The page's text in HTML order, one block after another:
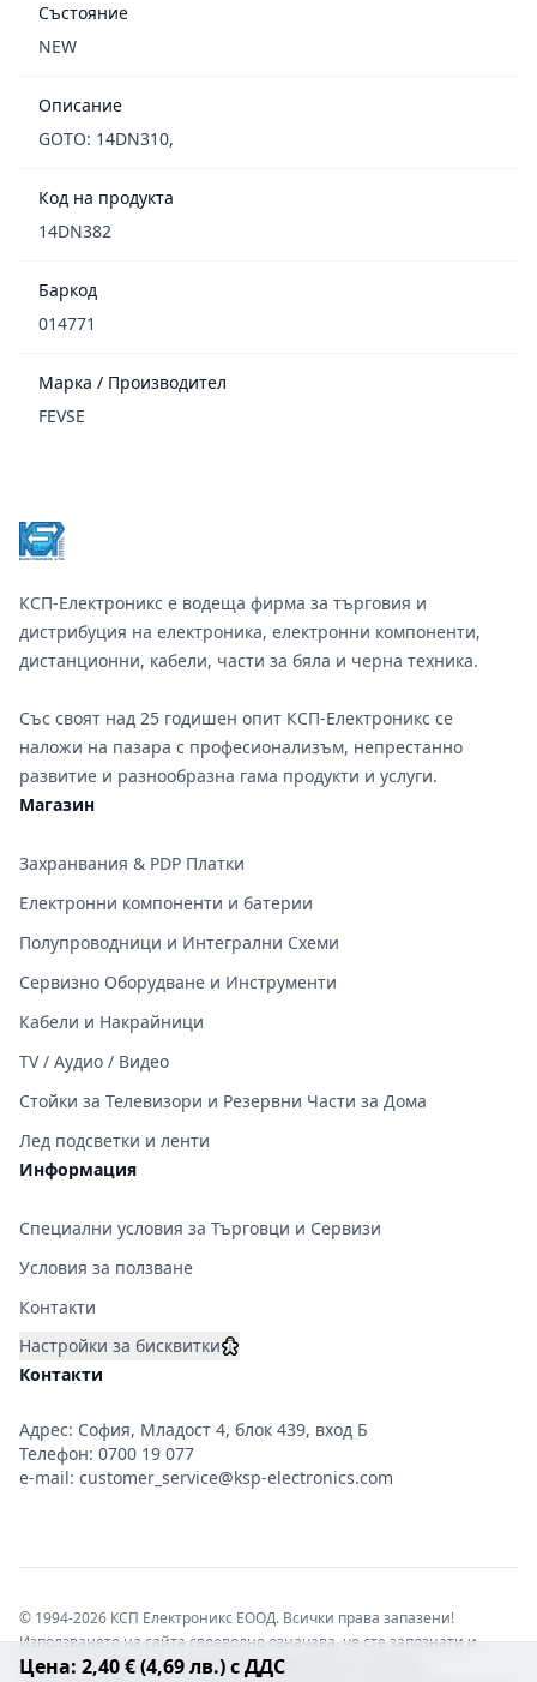
Цена: 2,40 € (4,69 лв.) с ДДС
Състояние
NEW
Описание
GOTO: 14DN310,
Код на продукта
14DN382
Баркод
014771
Марка / Производител
FEVSE
КСП-Електроникс е водеща фирма за търговия и
дистрибуция на електроника, електронни компоненти,
дистанционни, кабели, части за бяла и черна техника.
Със своят над 25 годишен опит КСП-Електроникс се
наложи на пазара с професионализъм, непрестанно
развитие и разнообразна гама продукти и услуги.
Магазин
Захранвания & PDP Платки
Електронни компоненти и батерии
Полупроводници и Интегрални Схеми
Сервизно Оборудване и Инструменти
Кабели и Накрайници
TV / Аудио / Видео
Стойки за Телевизори и Резервни Части за Дома
Лед подсветки и ленти
Информация
Специални условия за Търговци и Сервизи
Условия за ползване
Контакти
Настройки за бисквитки
Контакти
Адрес: София, Младост 4, блок 439, вход Б
Телефон: 0700 19 077
e-mail: customer_service@ksp-electronics.com
© 1994-2026 КСП Електроникс ЕООД. Всички права запазени!
Използването на сайта своеволно означава, че сте запознати и
съгласни с правната информация обвързваща софтуера.